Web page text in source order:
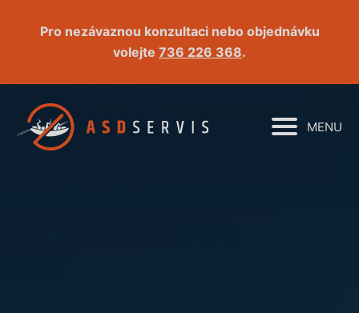
Pro nezávaznou konzultaci nebo objednávku
volejte 736 226 368.
MENU